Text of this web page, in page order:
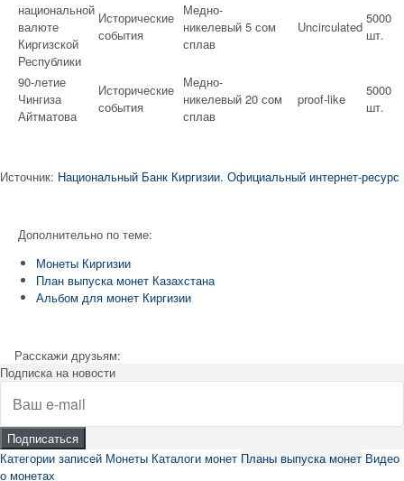
национальной
валюте
Киргизской
Республики
Исторические
события
Медно-
никелевый
сплав
5 сом Uncirculated
5000
шт.
90-летие
Чингиза
Айтматова
Исторические
события
Медно-
никелевый
сплав
20 сом proof-like
5000
шт.
Источник: Национальный Банк Киргизии. Официальный интернет-ресурс
Дополнительно по теме:
Монеты Киргизии
План выпуска монет Казахстана
Альбом для монет Киргизии
Расскажи друзьям:
Подписка на новости
Категории записей Монеты Каталоги монет Планы выпуска монет Видео
о монетах